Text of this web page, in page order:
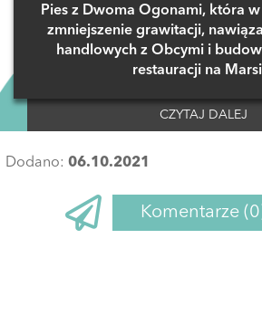
Pies z Dwoma Ogonami, która
zmniejszenie grawitacji,
handlowych z Obcymi i
restauracji na
CZYTAJ DALEJ
Dodano: 06.10.2021
Komentarze